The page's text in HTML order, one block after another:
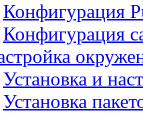
Конфигурация
Конфигурация
Установка и
Установка